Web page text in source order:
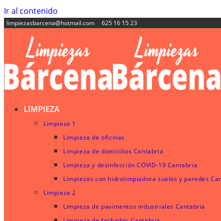
Ir al contenido
limpiezasbarcena@hotmail.com 625 16 15 23
LIMPIEZA
Limpieza 1
Limpieza de oficinas
Limpieza de domicilios Cantabria
Limpieza y desinfección COVID-19 Cantabria
Limpiezas con hidrolimpiadora suelos y paredes
Limpieza 2
Limpieza de pavimentos industriales Cantabria